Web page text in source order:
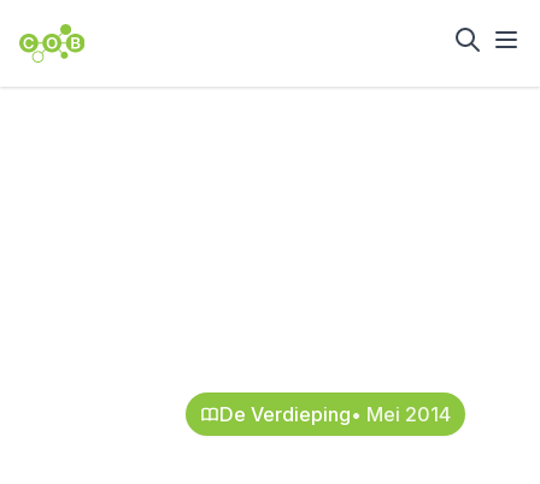
31 mei 2014 De Verdieping• Mei 2014